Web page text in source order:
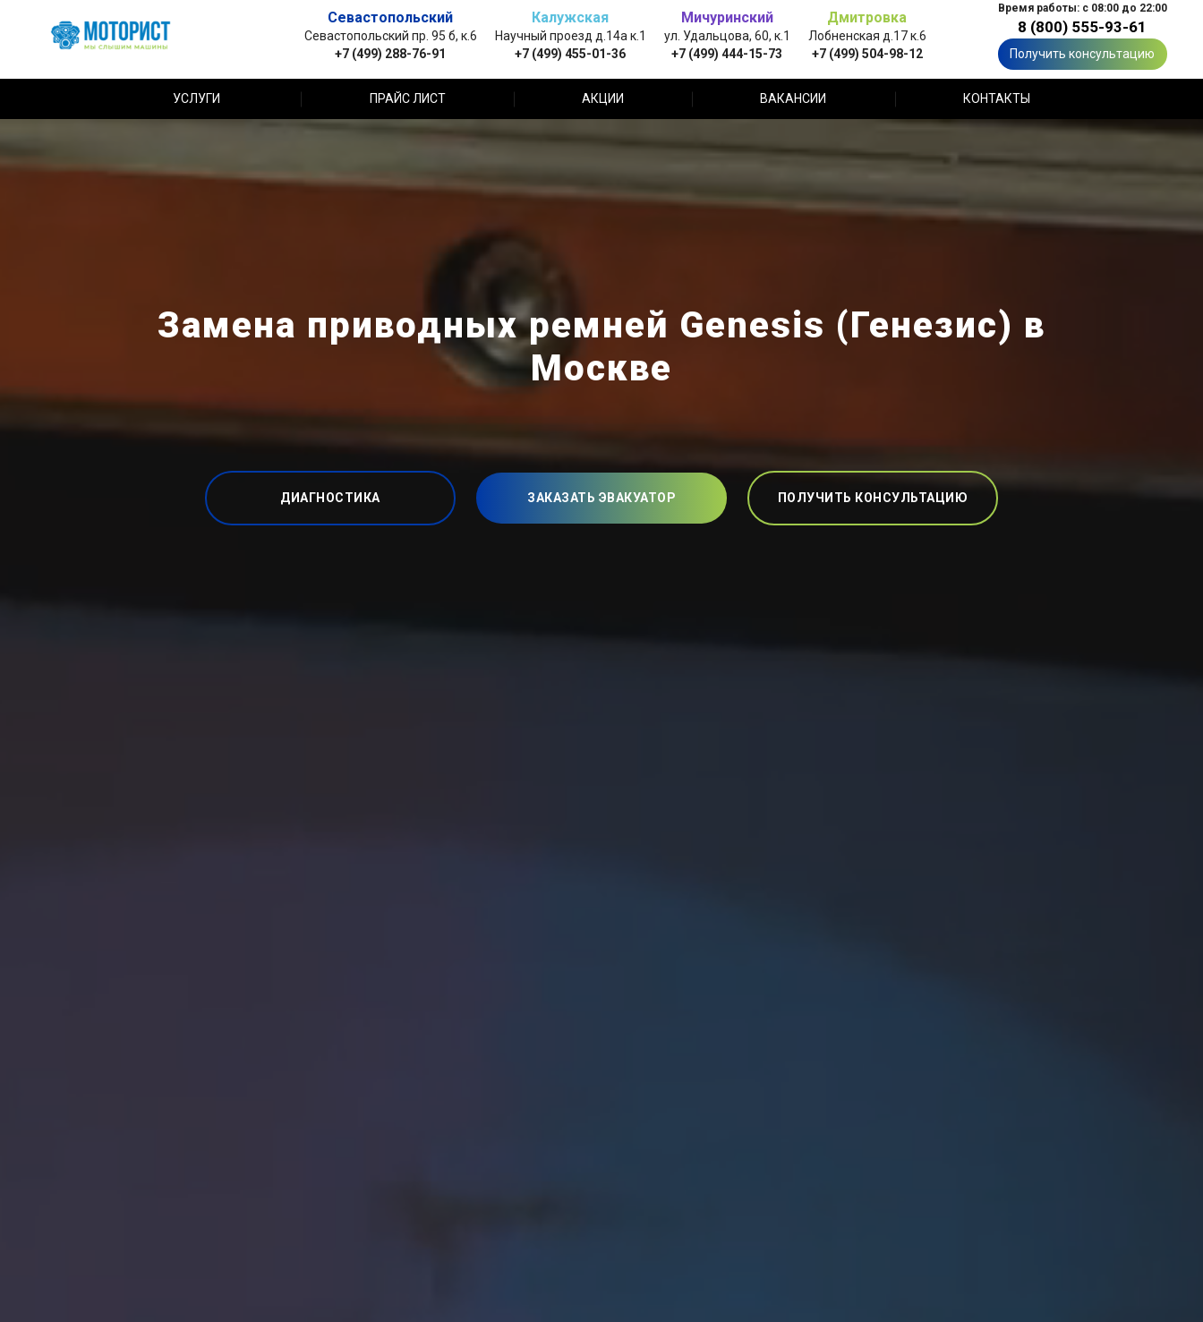
Севастопольский
Севастопольский пр. 95 б, к.6
+7 (499) 288-76-91
Калужская
Научный проезд д.14а к.1
+7 (499) 455-01-36
Мичуринский
ул. Удальцова, 60, к.1
+7 (499) 444-15-73
Дмитровка
Лобненская д.17 к.6
+7 (499) 504-98-12
Время работы: с 08:00 до 22:00
8 (800) 555-93-61
Получить консультацию
УСЛУГИ ПРАЙС ЛИСТ АКЦИИ ВАКАНСИИ КОНТАКТЫ
Замена приводных ремней Genesis (Генезис) в
Москве
ДИАГНОСТИКА ЗАКАЗАТЬ ЭВАКУАТОР ПОЛУЧИТЬ КОНСУЛЬТАЦИЮ